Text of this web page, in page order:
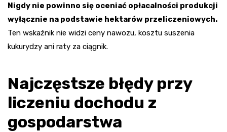
Nigdy nie powinno się oceniać opłacalności produkcji
wyłącznie na podstawie hektarów przeliczeniowych.
Ten wskaźnik nie widzi ceny nawozu, kosztu suszenia
kukurydzy ani raty za ciągnik.
Najczęstsze błędy przy
liczeniu dochodu z
gospodarstwa